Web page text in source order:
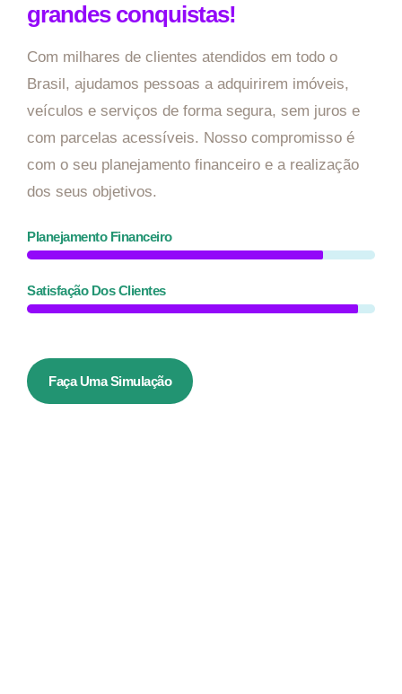
grandes conquistas!
Com milhares de clientes atendidos em todo o
Brasil, ajudamos pessoas a adquirirem imóveis,
veículos e serviços de forma segura, sem juros e
com parcelas acessíveis. Nosso compromisso é
com o seu planejamento financeiro e a realização
dos seus objetivos.
Planejamento Financeiro
Satisfação Dos Clientes
Faça Uma Simulação